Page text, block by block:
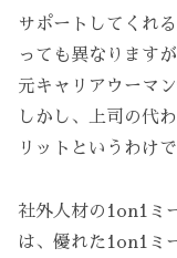
サポートしてくれ
っても異なります
元キャリアウーマ
しかし、上司の代
リットというわけ
社外人材の1on1ミ
は、優れた1on1ミ